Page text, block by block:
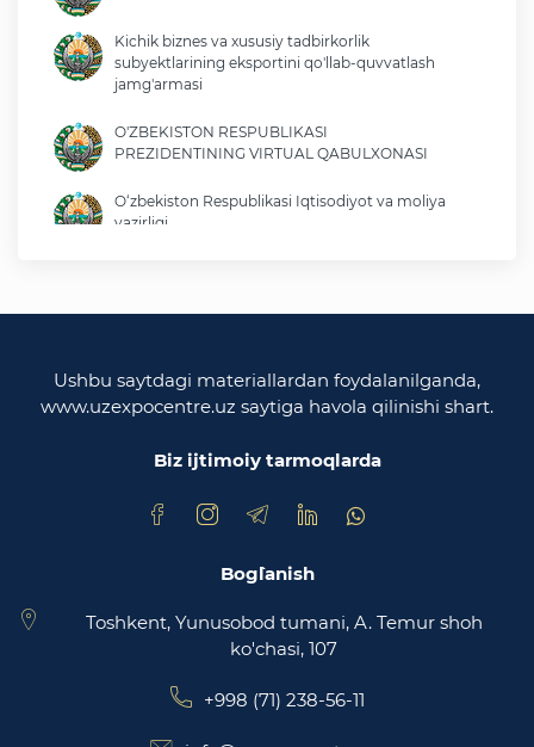
Kichik biznes va xususiy tadbirkorlik
subyektlarining eksportini qo'llab-quvvatlash
jamg'armasi
O'ZBEKISTON RESPUBLIKASI
PREZIDENTINING VIRTUAL QABULXONASI
O‘zbekiston Respublikasi Iqtisodiyot va moliya
vazirligi
O‘zbekiston Respublikasi Adliya vazirligi
Trade Uzbekistan milliy eksportbop savdo
Ushbu saytdagi materiallardan foydalanilganda,
www.uzexpocentre.uz saytiga havola qilinishi shart.
Biz ijtimoiy tarmoqlarda
Bog`lanish
Toshkent, Yunusobod tumani, A. Temur shoh
ko'chasi, 107
+998 (71) 238-56-11